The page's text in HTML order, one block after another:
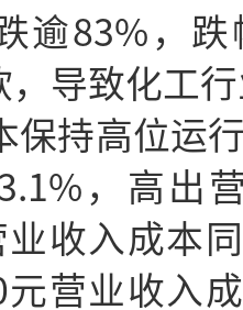
逾83%，
，导致化工
保持高位运
，高出
业收入成本
营业收入